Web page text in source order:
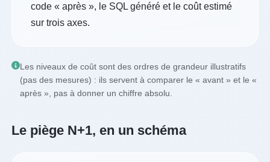
code « après », le SQL généré et le coût estimé
sur trois axes.
Les niveaux de coût sont des ordres de grandeur illustratifs
(pas des mesures) : ils servent à comparer le « avant » et le «
après », pas à donner un chiffre absolu.
Le piège N+1, en un schéma